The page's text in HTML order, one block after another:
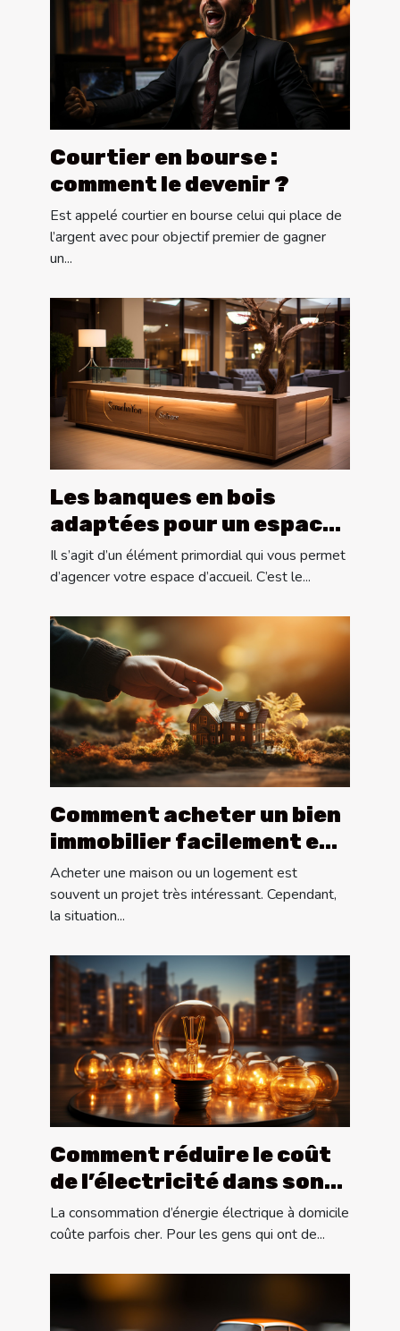
Courtier en bourse :
comment le devenir ?
Est appelé courtier en bourse celui qui place de
l’argent avec pour objectif premier de gagner
un...
Les banques en bois
adaptées pour un espace
d’accueil
Il s’agit d’un élément primordial qui vous permet
d’agencer votre espace d’accueil. C’est le...
Comment acheter un bien
immobilier facilement en
2020 ?
Acheter une maison ou un logement est
souvent un projet très intéressant. Cependant,
la situation...
Comment réduire le coût
de l’électricité dans son
appartement ?
La consommation d’énergie électrique à domicile
coûte parfois cher. Pour les gens qui ont de...